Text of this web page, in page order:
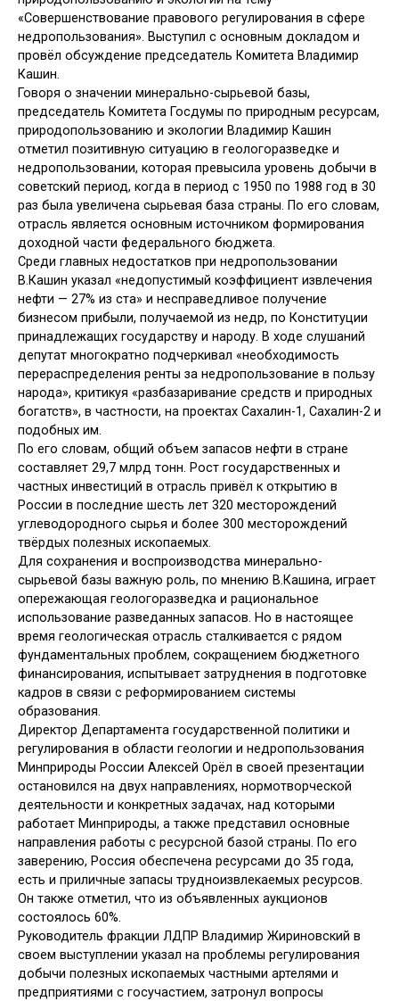
«Совершенствование правового регулирования в сфере
недропользования». Выступил с основным докладом и
провёл обсуждение председатель Комитета Владимир
Кашин.
Говоря о значении минерально-сырьевой базы,
председатель Комитета Госдумы по природным ресурсам,
природопользованию и экологии Владимир Кашин
отметил позитивную ситуацию в геологоразведке и
недропользовании, которая превысила уровень добычи в
советский период, когда в период с 1950 по 1988 год в 30
раз была увеличена сырьевая база страны. По его словам,
отрасль является основным источником формирования
доходной части федерального бюджета.
Среди главных недостатков при недропользовании
В.Кашин указал «недопустимый коэффициент извлечения
нефти — 27% из ста» и несправедливое получение
бизнесом прибыли, получаемой из недр, по Конституции
принадлежащих государству и народу. В ходе слушаний
депутат многократно подчеркивал «необходимость
перераспределения ренты за недропользование в пользу
народа», критикуя «разбазаривание средств и природных
богатств», в частности, на проектах Сахалин-1, Сахалин-2 и
подобных им.
По его словам, общий объем запасов нефти в стране
составляет 29,7 млрд тонн. Рост государственных и
частных инвестиций в отрасль привёл к открытию в
России в последние шесть лет 320 месторождений
углеводородного сырья и более 300 месторождений
твёрдых полезных ископаемых.
Для сохранения и воспроизводства минерально-
сырьевой базы важную роль, по мнению В.Кашина, играет
опережающая геологоразведка и рациональное
использование разведанных запасов. Но в настоящее
время геологическая отрасль сталкивается с рядом
фундаментальных проблем, сокращением бюджетного
финансирования, испытывает затруднения в подготовке
кадров в связи с реформированием системы
образования.
Директор Департамента государственной политики и
регулирования в области геологии и недропользования
Минприроды России Алексей Орёл в своей презентации
остановился на двух направлениях, нормотворческой
деятельности и конкретных задачах, над которыми
работает Минприроды, а также представил основные
направления работы с ресурсной базой страны. По его
заверению, Россия обеспечена ресурсами до 35 года,
есть и приличные запасы трудноизвлекаемых ресурсов.
Он также отметил, что из объявленных аукционов
состоялось 60%.
Руководитель фракции ЛДПР Владимир Жириновский в
своем выступлении указал на проблемы регулирования
добычи полезных ископаемых частными артелями и
предприятиями с госучастием, затронул вопросы